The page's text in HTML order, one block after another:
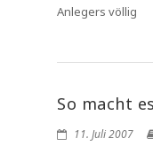
Anlegers völlig
So macht
11. Juli 2007